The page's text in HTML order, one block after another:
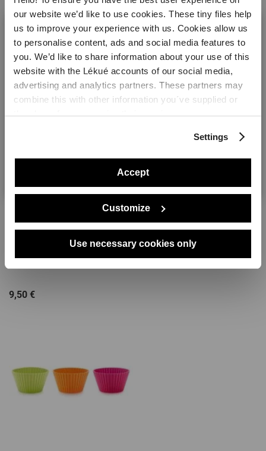
our website we’d like to use cookies. These tiny files help
us to improve your experience with us. Cookies allow us
to personalise content, ads and social media features to
you. We’d like to share information about your use of this
website with the Lékué accounts of our social media,
advertising and analytics partners. These partners may
combine this with other information you´ve supplied or
they have from you using their services.
Settings
Accept
Customize
Use necessary cookies only
interesen!
Molde Madalena Individual
Sur 7 Cm (X 6) 6 moldes de
silicona reutilizables para
9,50 €
Welcome! It looks like you are visiting lekue.com from
the United States. Would you prefer to visit the United
No, thanks